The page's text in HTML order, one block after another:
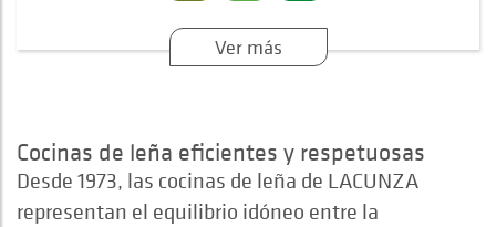
Ver más
Cocinas de leña eficientes y respetuosas
Desde 1973, las cocinas de leña de LACUNZA
representan el equilibrio idóneo entre la